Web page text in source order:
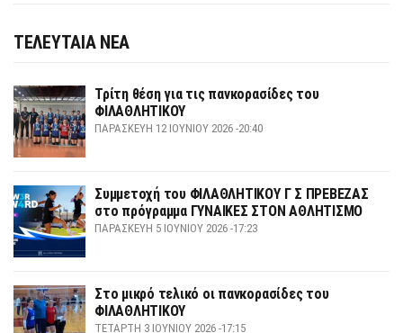
ΤΕΛΕΥΤΑΙΑ ΝΕΑ
Τρίτη θέση για τις πανκορασίδες του
ΦΙΛΑΘΛΗΤΙΚΟΥ
ΠΑΡΑΣΚΕΥΉ 12 ΙΟΥΝΊΟΥ 2026 -20:40
Συμμετοχή του ΦΙΛΑΘΛΗΤΙΚΟΥ Γ Σ ΠΡΕΒΕΖΑΣ
στο πρόγραμμα ΓΥΝΑΙΚΕΣ ΣΤΟΝ ΑΘΛΗΤΙΣΜΟ
ΠΑΡΑΣΚΕΥΉ 5 ΙΟΥΝΊΟΥ 2026 -17:23
Στο μικρό τελικό οι πανκορασίδες του
ΦΙΛΑΘΛΗΤΙΚΟΥ
ΤΕΤΆΡΤΗ 3 ΙΟΥΝΊΟΥ 2026 -17:15